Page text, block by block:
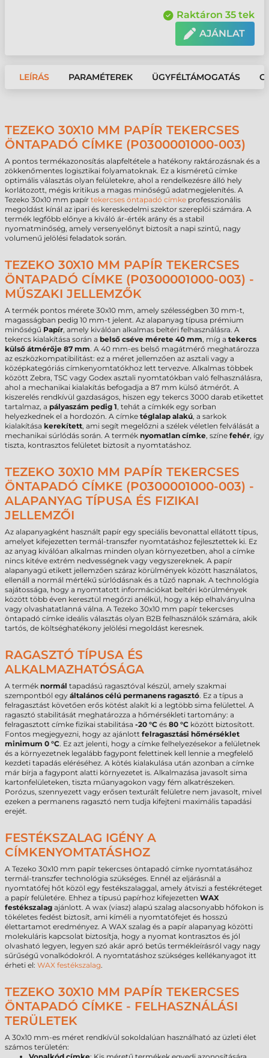
Raktáron 35 tek
AJÁNLAT
LEÍRÁS PARAMÉTEREK ÜGYFÉLTÁMOGATÁS
TEZEKO 30X10 MM PAPÍR TEKERCSES
ÖNTAPADÓ CÍMKE (P0300001000-003)
A pontos termékazonosítás alapfeltétele a hatékony raktározásnak és a
zökkenőmentes logisztikai folyamatoknak. Ez a kisméretű címke
optimális választás olyan felületekre, ahol a rendelkezésre álló hely
korlátozott, mégis kritikus a magas minőségű adatmegjelenítés. A
Tezeko 30x10 mm papír tekercses öntapadó címke professzionális
megoldást kínál az ipari és kereskedelmi szektor szereplői számára. A
termék legfőbb előnye a kiváló ár-érték arány és a stabil
nyomatminőség, amely versenyelőnyt biztosít a napi szintű, nagy
volumenű jelölési feladatok során.
TEZEKO 30X10 MM PAPÍR TEKERCSES
ÖNTAPADÓ CÍMKE (P0300001000-003) -
MŰSZAKI JELLEMZŐK
A termék pontos mérete 30x10 mm, amely szélességben 30 mm-t,
magasságban pedig 10 mm-t jelent. Az alapanyag típusa prémium
minőségű Papír, amely kiválóan alkalmas beltéri felhasználásra. A
tekercs kialakítása során a belső cséve mérete 40 mm, míg a tekercs
külső átmérője 87 mm. A 40 mm-es belső magátmérő meghatározza
az eszközkompatibilitást: ez a méret jellemzően az asztali vagy a
középkategóriás címkenyomtatókhoz lett tervezve. Alkalmas többek
között Zebra, TSC vagy Godex asztali nyomtatókban való felhasználásra,
ahol a mechanikai kialakítás befogadja a 87 mm külső átmérőt. A
kiszerelés rendkívül gazdaságos, hiszen egy tekercs 3000 darab etikettet
tartalmaz, a pályaszám pedig 1, tehát a címkék egy sorban
helyezkednek el a hordozón. A címke téglalap alakú, a sarkok
kialakítása kerekített, ami segít megelőzni a szélek véletlen felválását a
mechanikai súrlódás során. A termék nyomatlan címke, színe fehér, így
tiszta, kontrasztos felületet biztosít a nyomtatáshoz.
TEZEKO 30X10 MM PAPÍR TEKERCSES
ÖNTAPADÓ CÍMKE (P0300001000-003) -
ALAPANYAG TÍPUSA ÉS FIZIKAI
JELLEMZŐI
Az alapanyagként használt papír egy speciális bevonattal ellátott típus,
amelyet kifejezetten termál-transzfer nyomtatáshoz fejlesztettek ki. Ez
az anyag kiválóan alkalmas minden olyan környezetben, ahol a címke
nincs kitéve extrém nedvességnek vagy vegyszereknek. A papír
alapanyagú etikett jellemzően száraz körülmények között használatos,
ellenáll a normál mértékű súrlódásnak és a tűző napnak. A technológia
sajátossága, hogy a nyomtatott információkat beltéri körülmények
között több éven keresztül megőrzi anélkül, hogy a kép elhalványulna
vagy olvashatatlanná válna. A Tezeko 30x10 mm papír tekercses
öntapadó címke ideális választás olyan B2B felhasználók számára, akik
tartós, de költséghatékony jelölési megoldást keresnek.
RAGASZTÓ TÍPUSA ÉS
ALKALMAZHATÓSÁGA
A termék normál tapadású ragasztóval készül, amely szakmai
szempontból egy általános célú permanens ragasztó. Ez a típus a
felragasztást követően erős kötést alakít ki a legtöbb sima felülettel. A
ragasztó stabilitását meghatározza a hőmérsékleti tartomány: a
felragasztott címke fizikai stabilitása -20 °C és 80 °C között biztosított.
Fontos megjegyezni, hogy az ajánlott felragasztási hőmérséklet
minimum 0 °C. Ez azt jelenti, hogy a címke felhelyezésekor a felületnek
és a környezetnek legalább fagypont felettinek kell lennie a megfelelő
kezdeti tapadás eléréséhez. A kötés kialakulása után azonban a címke
már bírja a fagypont alatti környezetet is. Alkalmazása javasolt sima
kartonfelületeken, tiszta műanyagokon vagy fém alkatrészeken.
Porózus, szennyezett vagy erősen texturált felületre nem javasolt, mivel
ezeken a permanens ragasztó nem tudja kifejteni maximális tapadási
erejét.
FESTÉKSZALAG IGÉNY A
CÍMKENYOMTATÁSHOZ
A Tezeko 30x10 mm papír tekercses öntapadó címke nyomtatásához
termál-transzfer technológia szükséges. Ennél az eljárásnál a
nyomtatófej hőt közöl egy festékszalaggal, amely átviszi a festékréteget
a papír felületére. Ehhez a típusú papírhoz kifejezetten WAX
festékszalag ajánlott. A wax (viasz) alapú szalag alacsonyabb hőfokon is
tökéletes fedést biztosít, ami kíméli a nyomtatófejet és hosszú
élettartamot eredményez. A WAX szalag és a papír alapanyag közötti
molekuláris kapcsolat biztosítja, hogy a nyomat kontrasztos és jól
olvasható legyen, legyen szó akár apró betűs termékleírásról vagy nagy
sűrűségű vonalkódokról. A nyomtatáshoz szükséges kellékanyagot itt
érheti el: WAX festékszalag.
TEZEKO 30X10 MM PAPÍR TEKERCSES
ÖNTAPADÓ CÍMKE - FELHASZNÁLÁSI
TERÜLETEK
A 30x10 mm-es méret rendkívül sokoldalúan használható az üzleti élet
számos területén: